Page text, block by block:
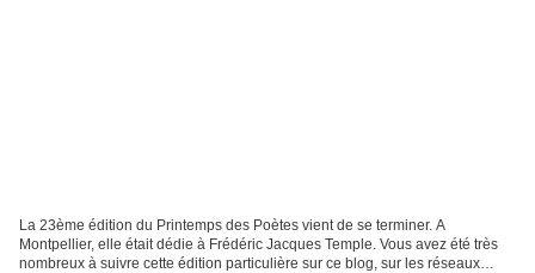
La 23ème édition du Printemps des Poètes vient de se terminer. A
Montpellier, elle était dédie à Frédéric Jacques Temple. Vous avez été très
nombreux à suivre cette édition particulière sur ce blog, sur les réseaux